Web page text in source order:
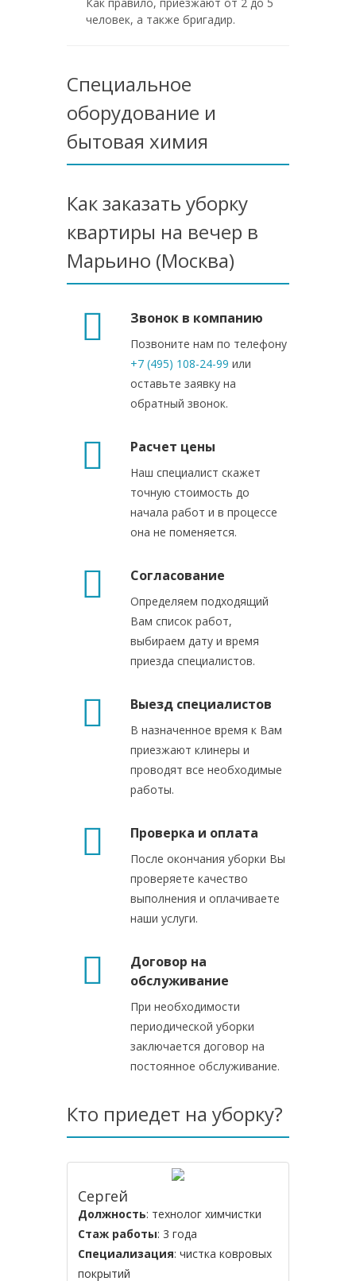
человек, а также бригадир.
Специальное
оборудование и
бытовая химия
Как заказать уборку
квартиры на вечер в
Марьино (Москва)
Звонок в компанию
Позвоните нам по телефону
+7 (495) 108-24-99 или
оставьте заявку на
обратный звонок.
Расчет цены
Наш специалист скажет
точную стоимость до
начала работ и в процессе
она не поменяется.
Согласование
Определяем подходящий
Вам список работ,
выбираем дату и время
приезда специалистов.
Выезд специалистов
В назначенное время к Вам
приезжают клинеры и
проводят все необходимые
работы.
Проверка и оплата
После окончания уборки Вы
проверяете качество
выполнения и оплачиваете
наши услуги.
Договор на
обслуживание
При необходимости
периодической уборки
заключается договор на
постоянное обслуживание.
Кто приедет на уборку?
Сергей
Должность: технолог химчистки
Стаж работы: 3 года
Специализация: чистка ковровых
покрытий